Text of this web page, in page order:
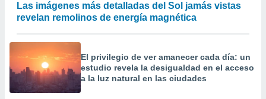
Las imágenes más detalladas del Sol jamás vistas
revelan remolinos de energía magnética
El privilegio de ver amanecer cada día: un
estudio revela la desigualdad en el acceso
a la luz natural en las ciudades